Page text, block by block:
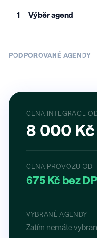
1 Výběr agend
PODPOROVANÉ AGENDY
CENA INTEGRACE
8 000 Kč
CENA PROVOZU OD
675 Kč bez
VYBRANÉ AGENDY
Zatím nemáte